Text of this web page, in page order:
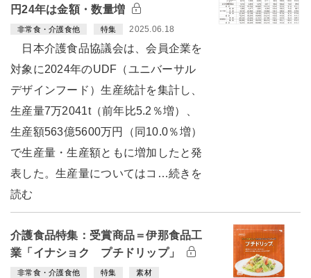
円24年は金額・数量増
非常食・介護食他 特集 2025.06.18
日本介護食品協議会は、会員企業を
対象に2024年のUDF（ユニバーサル
デザインフード）生産統計を集計し、
生産量7万2041t（前年比5.2％増）、
生産額563億5600万円（同10.0％増）
で生産量・生産額ともに増加したと発
表した。生産量についてはコ…続きを
読む
介護食品特集：受賞商品＝伊那食品工
業「イナショク プチドリップ」
非常食・介護食他 特集 素材